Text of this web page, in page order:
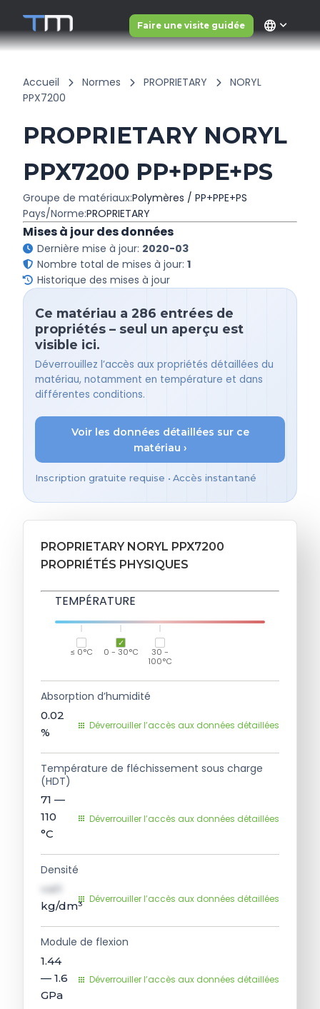
Faire une visite guidée language
Accueil Normes PROPRIETARY
NORYL
PPX7200
PROPRIETARY NORYL
PPX7200 PP+PPE+PS
Groupe de matériaux:Polymères / PP+PPE+PS
Pays/Norme:PROPRIETARY
Mises à jour des données
Dernière mise à jour: 2020-03
Nombre total de mises à jour: 1
Historique des mises à jour
Ce matériau a 286 entrées de
propriétés – seul un aperçu est
visible ici.
Déverrouillez l’accès aux propriétés détaillées du
matériau, notamment en température et dans
différentes conditions.
Voir les données détaillées sur ce
matériau ›
Inscription gratuite requise • Accès instantané
PROPRIETARY NORYL PPX7200
PROPRIÉTÉS PHYSIQUES
TEMPÉRATURE
≤ 0°C 0 - 30°C
30 -
100°C
Absorption d’humidité
0.02
%
Déverrouiller l’accès aux données détaillées
Température de fléchissement sous charge
(HDT)
71 —
110
°C
Déverrouiller l’accès aux données détaillées
Densité
val1
kg/dm³ Déverrouiller l’accès aux données détaillées
Module de flexion
1.44
— 1.6
GPa
Déverrouiller l’accès aux données détaillées